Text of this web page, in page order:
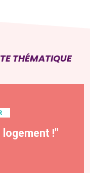
THÉMATIQUE
!"